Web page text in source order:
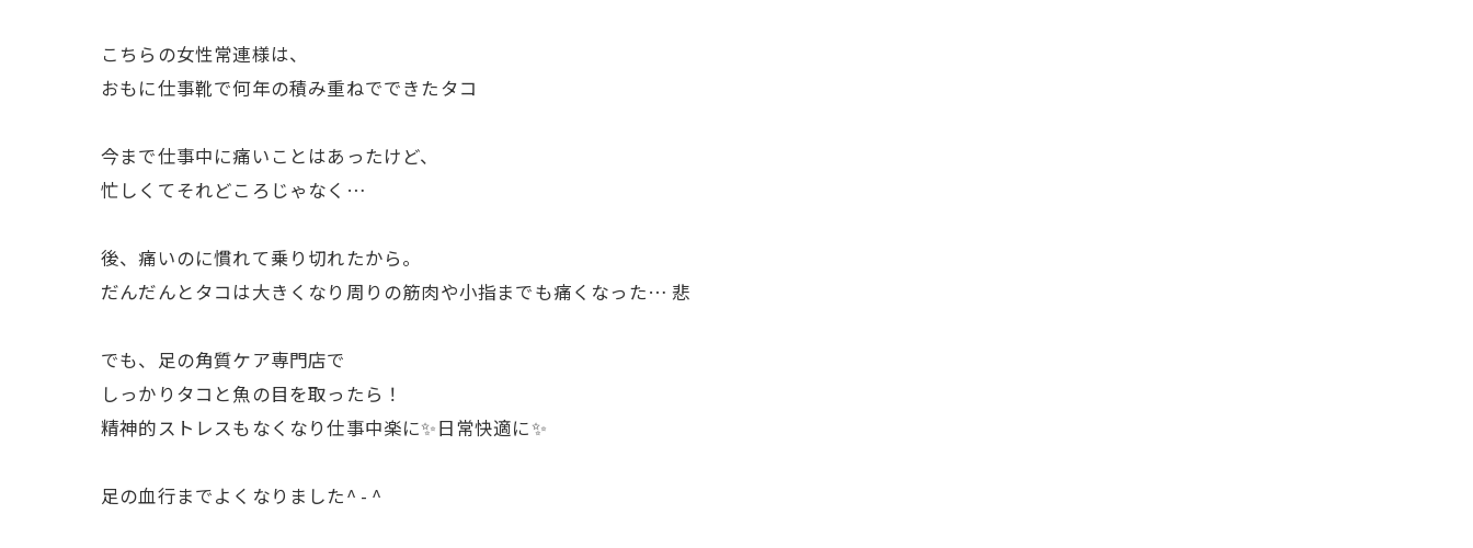
こちらの女性常連様は、
おもに仕事靴で何年の積み重ねでできたタコ
今まで仕事中に痛いことはあったけど、
忙しくてそれどころじゃなく…
後、痛いのに慣れて乗り切れたから。
だんだんとタコは大きくなり周りの筋肉や小指までも痛くなった… 悲
でも、足の角質ケア専門店で
しっかりタコと魚の目を取ったら！
精神的ストレスもなくなり仕事中楽に✨日常快適に✨
足の血行までよくなりました^ - ^